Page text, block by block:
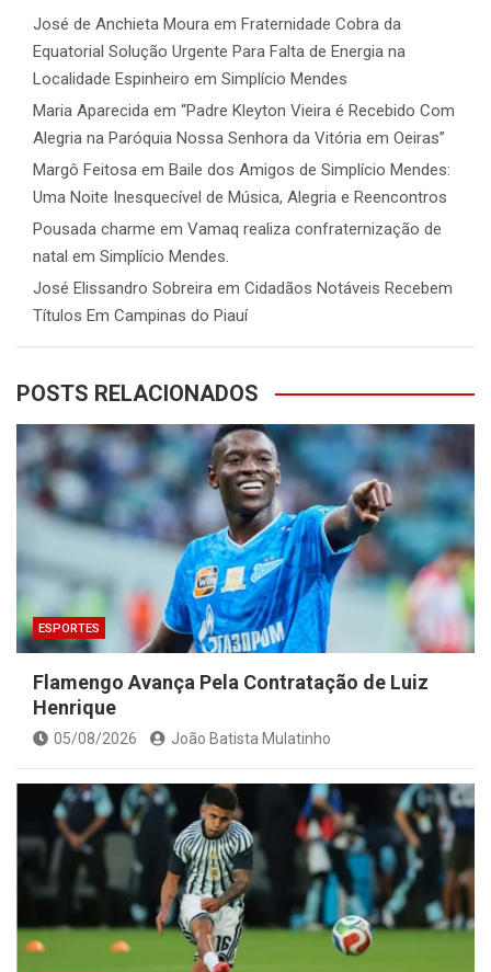
José de Anchieta Moura em Fraternidade Cobra da
Equatorial Solução Urgente Para Falta de Energia na
Localidade Espinheiro em Simplício Mendes
Maria Aparecida em “Padre Kleyton Vieira é Recebido Com
Alegria na Paróquia Nossa Senhora da Vitória em Oeiras”
Margô Feitosa em Baile dos Amigos de Simplício Mendes:
Uma Noite Inesquecível de Música, Alegria e Reencontros
Pousada charme em Vamaq realiza confraternização de
natal em Simplício Mendes.
José Elissandro Sobreira em Cidadãos Notáveis Recebem
Títulos Em Campinas do Piauí
POSTS RELACIONADOS
ESPORTES
Flamengo Avança Pela Contratação de Luiz
Henrique
05/08/2026 João Batista Mulatinho